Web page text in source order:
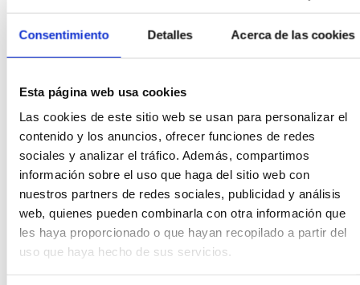
Consentimiento Detalles Acerca de las cookies
Esta página web usa cookies
Las cookies de este sitio web se usan para personalizar el
contenido y los anuncios, ofrecer funciones de redes
sociales y analizar el tráfico. Además, compartimos
información sobre el uso que haga del sitio web con
nuestros partners de redes sociales, publicidad y análisis
web, quienes pueden combinarla con otra información que
les haya proporcionado o que hayan recopilado a partir del
uso que haya hecho de sus servicios.
y/o bebidas
Cómo llegar
Ver en google maps
Mercado Municipal de Burriana, C/ la tanda 52
12530 (Burriana)
639064287
https://lacabanenca.es/
Horario:Abierto de Lunes a Sábado de 8 a 14 h, y viernes de